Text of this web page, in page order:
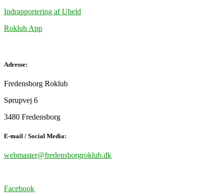
Indrapportering af Uheld
Roklub App
Adresse:
Fredensborg Roklub
Sørupvej 6
3480 Fredensborg
E-mail / Social Media:
webmaster@fredensborgroklub.dk
Facebook